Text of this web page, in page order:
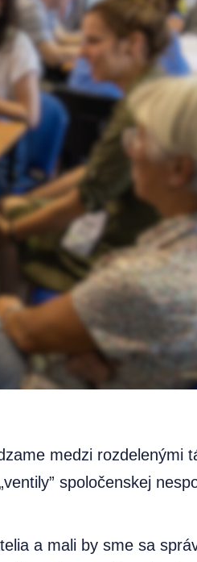
medzi rozdelenými
spoločenskej
a mali by sme sa